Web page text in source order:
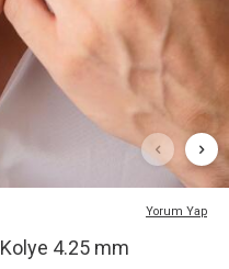
Yorum Yap
4.25 mm